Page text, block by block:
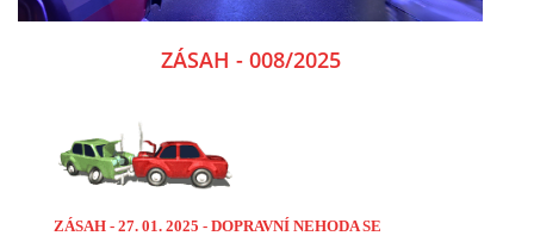
ZÁSAH - 008/2025
ZÁSAH - 27. 01. 2025 - DOPRAVNÍ NEHODA SE